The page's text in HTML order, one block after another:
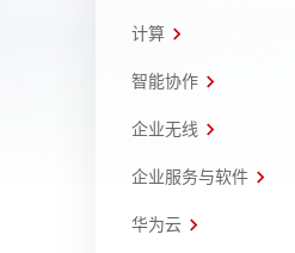
计算
智能协作
企业无线
企业服务与软件
华为云